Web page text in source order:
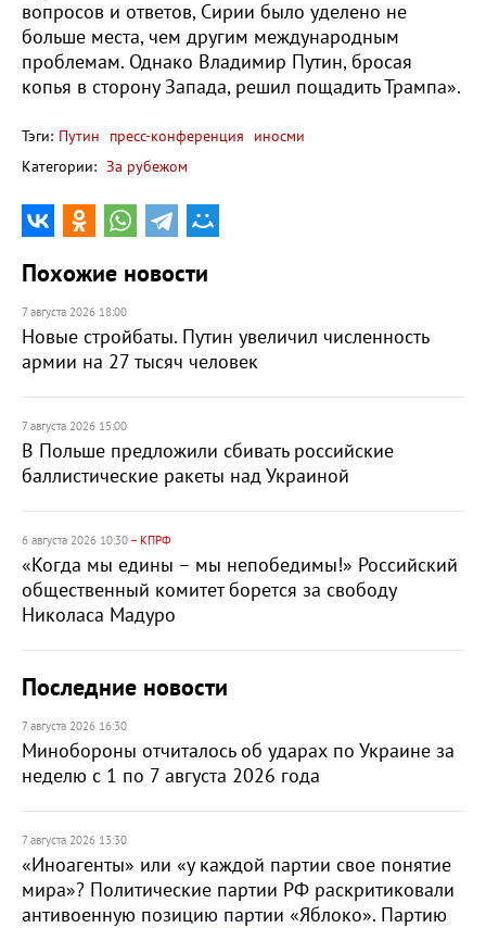
вопросов и ответов, Сирии было уделено не
больше места, чем другим международным
проблемам. Однако Владимир Путин, бросая
копья в сторону Запада, решил пощадить Трампа».
Тэги: Путин пресс-конференция
иносми
Категории: За рубежом
Похожие новости
7 августа 2026 18:00
Новые стройбаты. Путин увеличил численность
армии на 27 тысяч человек
7 августа 2026 15:00
В Польше предложили сбивать российские
баллистические ракеты над Украиной
6 августа 2026 10:30 – КПРФ
«Когда мы едины – мы непобедимы!» Российский
общественный комитет борется за свободу
Николаса Мадуро
Последние новости
7 августа 2026 16:30
Минобороны отчиталось об ударах по Украине за
неделю с 1 по 7 августа 2026 года
7 августа 2026 13:30
«Иноагенты» или «у каждой партии свое понятие
мира»? Политические партии РФ раскритиковали
антивоенную позицию партии «Яблоко». Партию